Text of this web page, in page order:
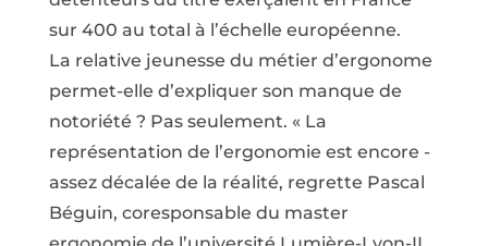
sur 400 au total à l’échelle européenne.
La relative jeunesse du métier d’ergonome
permet-elle d’expliquer son manque de
notoriété ? Pas seulement. « La
représentation de l’ergonomie est encore ­
assez décalée de la réalité, regrette Pascal
Béguin, coresponsable du master